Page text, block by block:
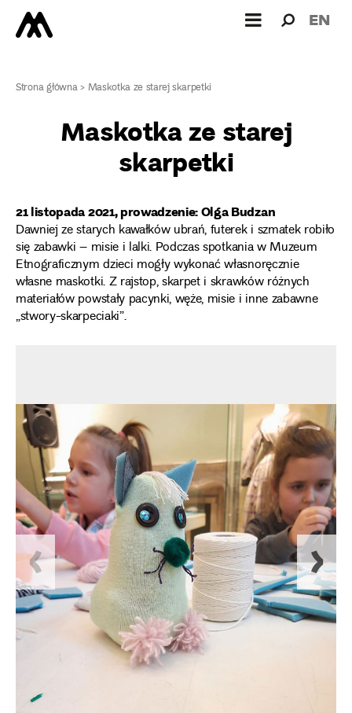
dla: EN
Strona główna> Maskotka ze starej skarpetki
Maskotka ze starej
skarpetki
21 listopada 2021, prowadzenie: Olga Budzan
Dawniej ze starych kawałków ubrań, futerek i szmatek robiło
się zabawki – misie i lalki. Podczas spotkania w Muzeum
Etnograficznym dzieci mogły wykonać własnoręcznie
własne maskotki. Z rajstop, skarpet i skrawków różnych
materiałów powstały pacynki, węże, misie i inne zabawne
„stwory-skarpeciaki”.